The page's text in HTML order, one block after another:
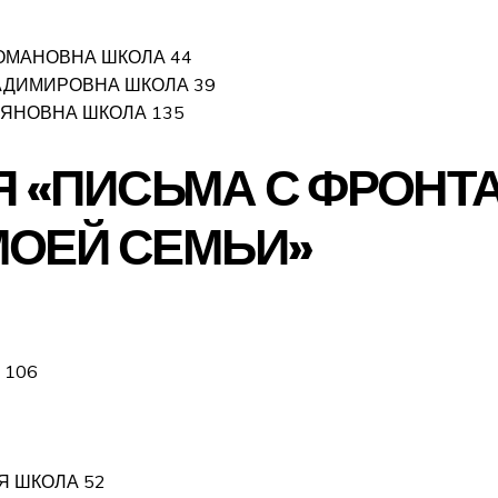
ШКОЛА 44
ШКОЛА 39
ШКОЛА 135
С
СЕМЬИ»
ШКОЛА 52